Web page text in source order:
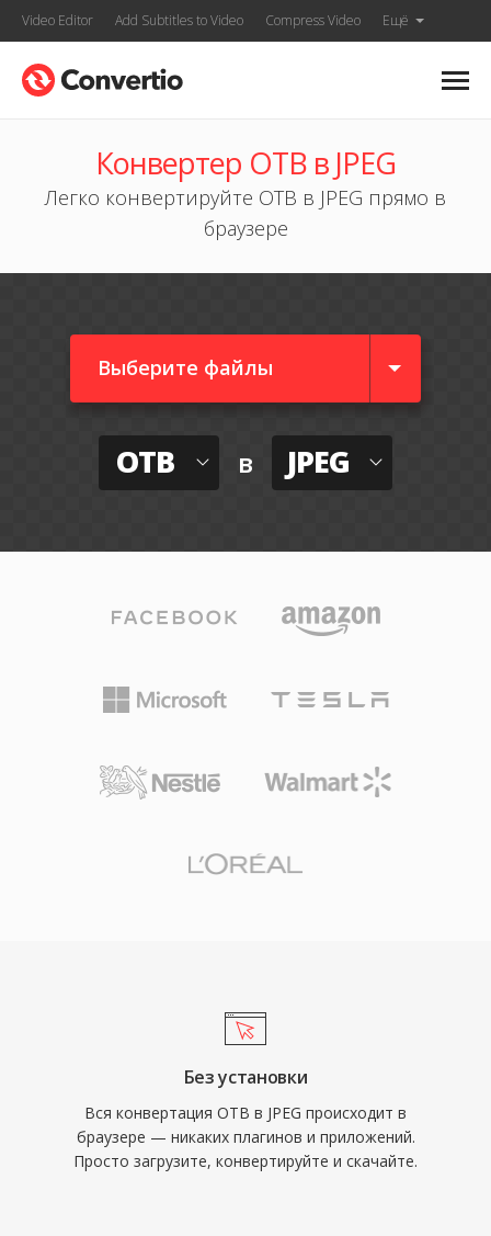
Video Editor Add Subtitles to Video Compress Video Ещё
Конвертер OTB в JPEG
Легко конвертируйте OTB в JPEG прямо в
браузере
Выберите файлы
OTB в JPEG
Без установки
Вся конвертация OTB в JPEG происходит в
браузере — никаких плагинов и приложений.
Просто загрузите, конвертируйте и скачайте.